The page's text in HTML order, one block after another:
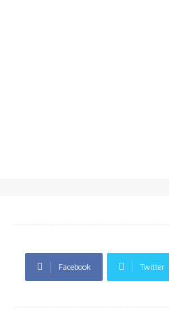
Facebook Twitter